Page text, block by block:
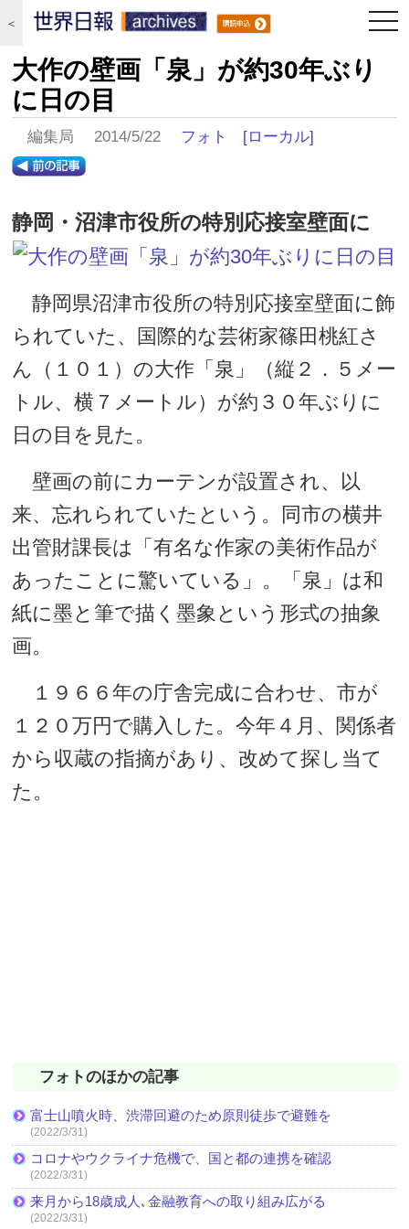
＜
大作の壁画「泉」が約30年ぶり
に日の目
編集局 2014/5/22 フォト [ローカル]
静岡・沼津市役所の特別応接室壁面に
静岡県沼津市役所の特別応接室壁面に飾
られていた、国際的な芸術家篠田桃紅さ
ん（１０１）の大作「泉」（縦２．５メー
トル、横７メートル）が約３０年ぶりに
日の目を見た。
壁画の前にカーテンが設置され、以
来、忘れられていたという。同市の横井
出管財課長は「有名な作家の美術作品が
あったことに驚いている」。「泉」は和
紙に墨と筆で描く墨象という形式の抽象
画。
１９６６年の庁舎完成に合わせ、市が
１２０万円で購入した。今年４月、関係者
から収蔵の指摘があり、改めて探し当て
た。
フォトのほかの記事
富士山噴火時、渋滞回避のため原則徒歩で避難を
(2022/3/31)
コロナやウクライナ危機で、国と都の連携を確認
(2022/3/31)
来月から18歳成人､金融教育への取り組み広がる
(2022/3/31)